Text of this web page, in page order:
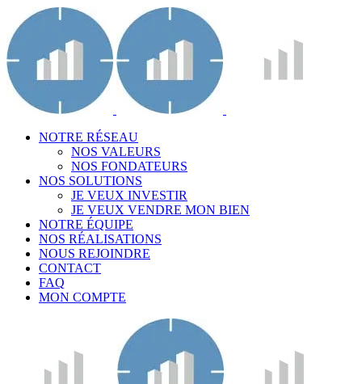
NOTRE RÉSEAU
NOS VALEURS
NOS FONDATEURS
NOS SOLUTIONS
JE VEUX INVESTIR
JE VEUX VENDRE MON BIEN
NOTRE ÉQUIPE
NOS RÉALISATIONS
NOUS REJOINDRE
CONTACT
FAQ
MON COMPTE